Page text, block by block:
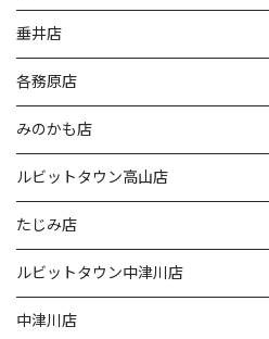
垂井店
各務原店
みのかも店
ルビットタウン高山店
たじみ店
ルビットタウン中津川店
中津川店